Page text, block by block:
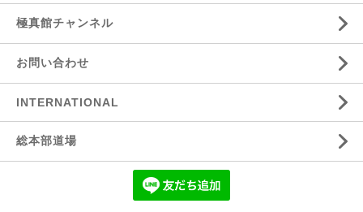
極真館チャンネル
お問い合わせ
INTERNATIONAL
総本部道場